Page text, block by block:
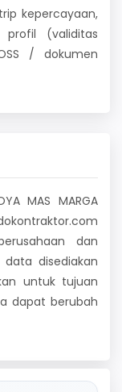
kepercayaan,
(validitas
/ dokumen
MAS MARGA
dan
disediakan
untuk tujuan
dapat berubah